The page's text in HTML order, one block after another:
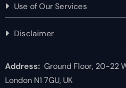
Use of Our Services
Disclaimer
Address:Ground Floor, 20-22
London N1 7GU, UK